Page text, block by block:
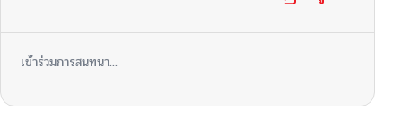
10/26/2025
เข้าร่วมการสนทนา...